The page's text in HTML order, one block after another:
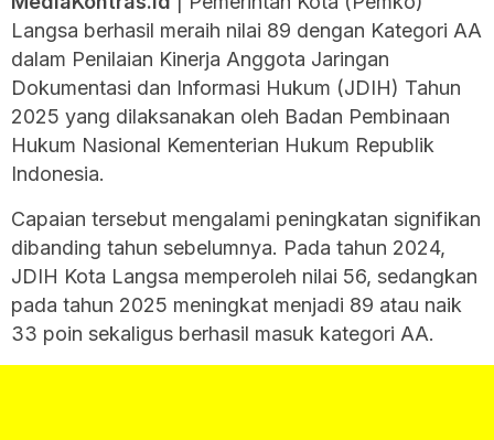
Langsa berhasil meraih nilai 89 dengan Kategori AA
dalam Penilaian Kinerja Anggota Jaringan
Dokumentasi dan Informasi Hukum (JDIH) Tahun
2025 yang dilaksanakan oleh Badan Pembinaan
Hukum Nasional Kementerian Hukum Republik
Indonesia.
Capaian tersebut mengalami peningkatan signifikan
dibanding tahun sebelumnya. Pada tahun 2024,
JDIH Kota Langsa memperoleh nilai 56, sedangkan
pada tahun 2025 meningkat menjadi 89 atau naik
33 poin sekaligus berhasil masuk kategori AA.